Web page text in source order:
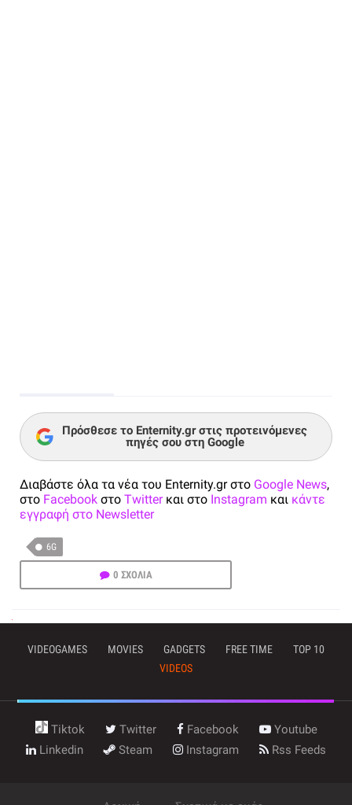
Πρόσθεσε το Enternity.gr στις προτεινόμενες
πηγές σου στη Google
Διαβάστε όλα τα νέα του Enternity.gr στο Google News,
στο Facebook στο Twitterκαι στο Instagram και κάντε
εγγραφή στο Newsletter
6G
0 ΣΧΟΛΙΑ
VIDEOGAMES MOVIES GADGETS FREE TIME
TOP 10
VIDEOS
Tiktok Twitter Facebook
Youtube
Linkedin
Steam Instagram Rss Feeds